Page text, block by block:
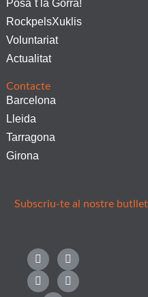
Posa´t la Gorra!
RockpelsXuklis
Voluntariat
Actualitat
Contacte
Barcelona
Lleida
Tarragona
Girona
Subscriu-te al nostre
F
a
c
e
X
-
t
w
I
n
s
t
Y
o
u
t
L
n
k